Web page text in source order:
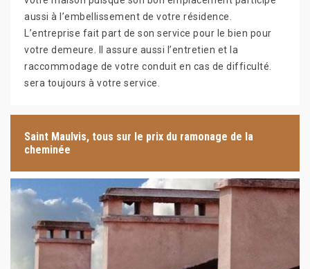
aussi à l’embellissement de votre résidence.
L’entreprise fait part de son service pour le bien pour
votre demeure. Il assure aussi l’entretien et la
raccommodage de votre conduit en cas de difficulté.
sera toujours à votre service.
Saint Maulvis, tous sur le prix du ramonage de la
cheminée